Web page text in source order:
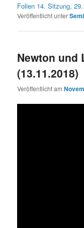
Folien 14. Sitzung,
Veröffentlicht unter
Newton und
(13.11.2018)
Veröffentlicht am